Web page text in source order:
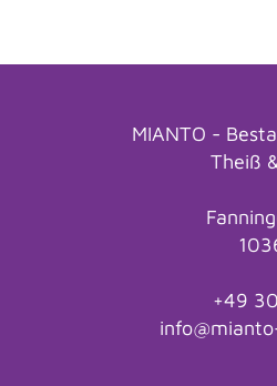
MIANTO -
Theiß
+49